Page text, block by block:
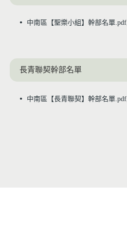
中南區【聖樂小組】幹部名單.pdf
長青聯契幹部名單
中南區【長青聯契】幹部名單.pdf